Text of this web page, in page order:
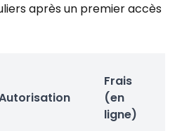
après un premier accès
Frais
(en
ligne)